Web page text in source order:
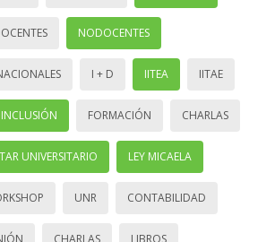
NODOCENTES
I + D IITEA IITAE
INCLUSIÓN FORMACIÓN CHARLAS
UNIVERSITARIO LEY MICAELA
UNR CONTABILIDAD